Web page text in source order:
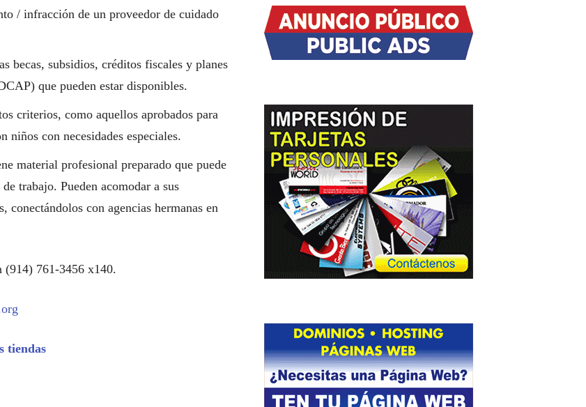
/ infracción de un proveedor de cuidado
becas, subsidios, créditos fiscales y planes
que pueden estar disponibles.
criterios, como aquellos aprobados para
niños con necesidades especiales.
material profesional preparado que puede
trabajo. Pueden acomodar a sus
conectándolos con agencias hermanas en
(914) 761-3456 x140.
tiendas